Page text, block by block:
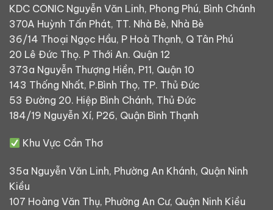
KDC CONIC Nguyễn Văn Linh, Phong Phú, Bình Chánh
370A Huỳnh Tấn Phát, TT. Nhà Bè, Nhà Bè
36/14 Thoại Ngọc Hầu, P Hoà Thạnh, Q Tân Phú
20 Lê Đức Thọ. P Thới An. Quận 12
373a Nguyễn Thượng Hiền, P11, Quận 10
143 Thống Nhất, P.Bình Thọ, TP. Thủ Đức
53 Đường 20. Hiệp Bình Chánh, Thủ Đức
184/19 Nguyễn Xí, P26, Quận Bình Thạnh
Khu Vực Cần Thơ
35a Nguyễn Văn Linh, Phường An Khánh, Quận Ninh
Kiều
107 Hoàng Văn Thụ, Phường An Cư, Quận Ninh Kiều